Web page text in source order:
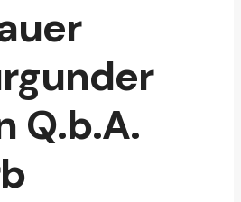
Q.b.A.